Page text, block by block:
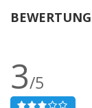
3/5